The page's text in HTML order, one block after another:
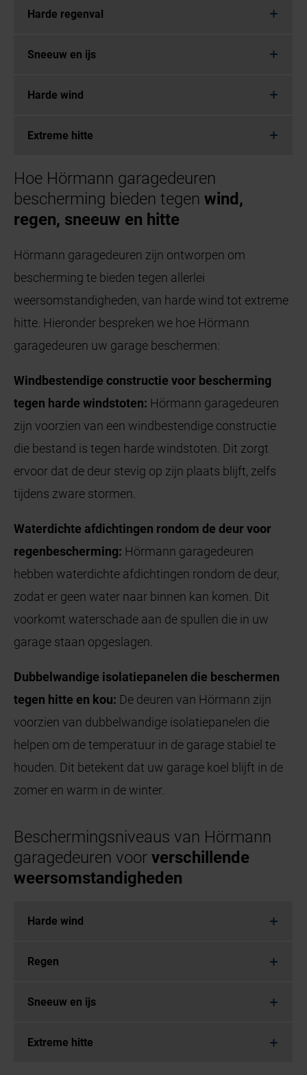
Harde regenval
Sneeuw en ijs
Harde wind
Extreme hitte
Hoe Hörmann garagedeuren
bescherming bieden tegenwind,
regen, sneeuw en hitte
Hörmann garagedeuren zijn ontworpen om
bescherming te bieden tegen allerlei
weersomstandigheden, van harde wind tot extreme
hitte. Hieronder bespreken we hoe Hörmann
garagedeuren uw garage beschermen:
Windbestendige constructie voor bescherming
tegen harde windstoten: Hörmann garagedeuren
zijn voorzien van een windbestendige constructie
die bestand is tegen harde windstoten. Dit zorgt
ervoor dat de deur stevig op zijn plaats blijft, zelfs
tijdens zware stormen.
Waterdichte afdichtingen rondom de deur voor
regenbescherming: Hörmann garagedeuren
hebben waterdichte afdichtingen rondom de deur,
zodat er geen water naar binnen kan komen. Dit
voorkomt waterschade aan de spullen die in uw
garage staan opgeslagen.
Dubbelwandige isolatiepanelen die beschermen
tegen hitte en kou: De deuren van Hörmann zijn
voorzien van dubbelwandige isolatiepanelen die
helpen om de temperatuur in de garage stabiel te
houden. Dit betekent dat uw garage koel blijft in de
zomer en warm in de winter.
Beschermingsniveaus van Hörmann
garagedeuren voorverschillende
weersomstandigheden
Harde wind
Regen
Sneeuw en ijs
Extreme hitte